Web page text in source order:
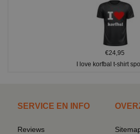
€24,95
I love korfbal t-shirt
SERVICE EN INFO
Reviews